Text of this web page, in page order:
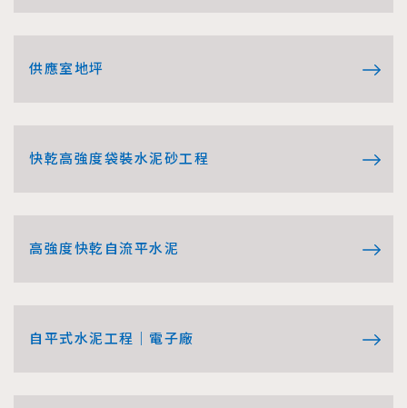
供應室地坪
快乾高強度袋裝水泥砂工程
高強度快乾自流平水泥
自平式水泥工程｜電子廠